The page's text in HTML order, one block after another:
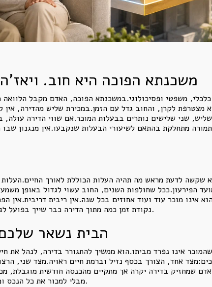
משכנתא הפוכה היא חוב.
כלכלי, משפטי ופסיכולוגי.במשכנתא הפוכה, האדם מקבל
מצטרפת לקרן, והחוב גדל עם הזמן.במכירת שליש מהדירה, אין
שני שלישים נותרים בבעלות המוכר.אם שווי הדירה
מתחלקת בהתאם לשיעורי הבעלות שנקבעו.אין מנגנון
שקשה לדעת מראש מה תהיה העלות הכוללת לאורך
הפירעון.ככל שחולפות השנים, החוב עשוי לגדול באופן
אינו מוכר עוד ועוד אחוזים בכל שנה.אין ריבית דריבית.אין
נקודת זמן כמה מתוך הדירה כבר שייך בפועל לגוף המממן.מבחינה כלכלית, זהו מוצר שקוף יותר.
הבית נשאר
אינו נפרד מביתו.הוא ממשיך להתגורר בדירה, לנהל את
אחד, הצורך בכסף נזיל וברמת חיים ראויה.מצד שני,
אדם שמחזיק בדירה יקרה אך מתקיים מהכנסה חודשית מוגבלת,
מבלי למכור את כל הנכס ומבלי להיכנס למערכת יחסים של לווה מול מלווה.